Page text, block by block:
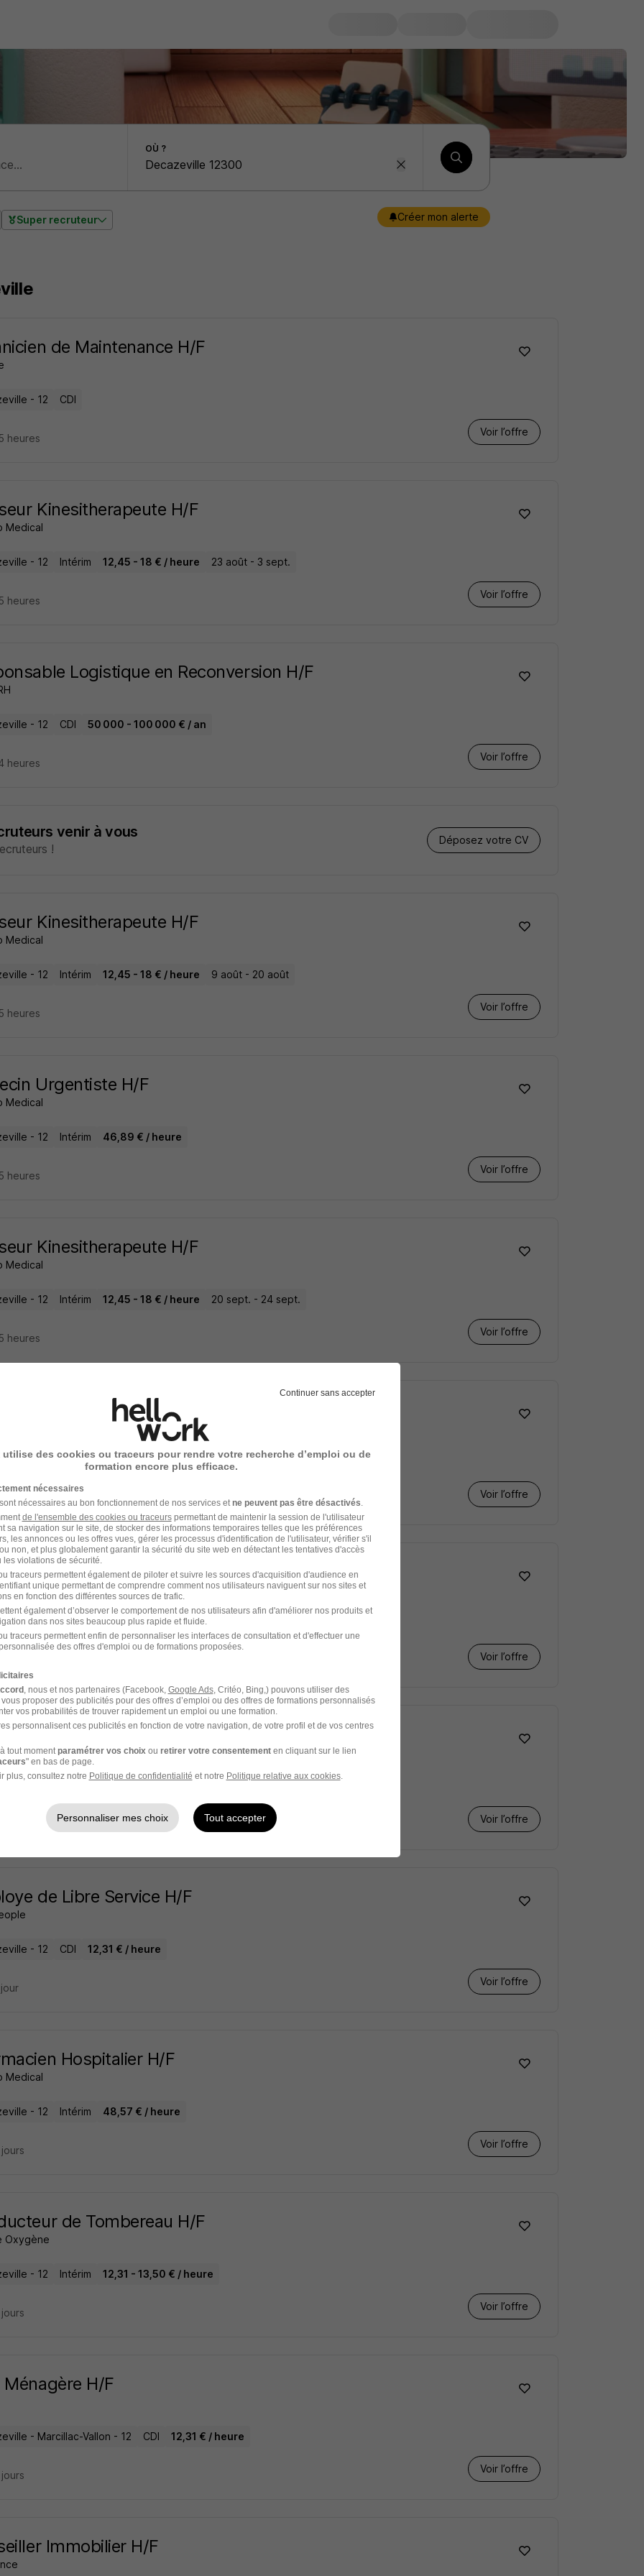
OÙ ?
Super recruteur Créer mon alerte
de Maintenance H/F
- 12 CDI
Voir l’offre
heures
Kinesitherapeute H/F
Medical
- 12 Intérim 12,45 - 18 € / heure 23 août - 3 sept.
Voir l’offre
heures
Logistique en Reconversion H/F
- 12 CDI 50 000 - 100 000 € / an
Voir l’offre
heures
venir à vous
!
Déposez votre CV
Kinesitherapeute H/F
Medical
- 12 Intérim 12,45 - 18 € / heure 9 août - 20 août
Voir l’offre
heures
Urgentiste H/F
Medical
- 12 Intérim 46,89 € / heure
Voir l’offre
heures
Kinesitherapeute H/F
Medical
- 12 Intérim 12,45 - 18 € / heure 20 sept. - 24 sept.
Voir l’offre
heures
QHSE H/F
- 12 CDI
Voir l’offre
heures
- Conducteur PL H/F
- 12 Intérim 12,31 € / heure 3 mois
Voir l’offre
de Production H/F
Voir l’offre
de Libre Service H/F
- 12 CDI 12,31 € / heure
Voir l’offre
Hospitalier H/F
Medical
- 12 Intérim 48,57 € / heure
Voir l’offre
de Tombereau H/F
Oxygène
- 12 Intérim 12,31 - 13,50 € / heure
Voir l’offre
Ménagère H/F
- Marcillac-Vallon - 12 CDI 12,31 € / heure
Voir l’offre
Immobilier H/F
Continuer sans accepter
utilise des cookies ou traceurs pour rendre votre recherche d’emploi ou de
formation encore plus efficace.
nécessaires
nécessaires au bon fonctionnement de nos services et ne peuvent pas être désactivés
de l'ensemble des cookies ou traceurspermettant de maintenir la session de l'utilisateur
sa navigation sur le site, de stocker des informations temporaires telles que les préférences
les annonces ou les offres vues, gérer les processus d'identification de l'utilisateur, vérifier s'il
non, et plus globalement garantir la sécurité du site web en détectant les tentatives d'accès
violations de sécurité.
traceurs permettent également de piloter et suivre les sources d'acquisition d'audience en
unique permettant de comprendre comment nos utilisateurs naviguent sur nos sites et
en fonction des différentes sources de trafic.
également d’observer le comportement de nos utilisateurs afin d'améliorer nos produits et
dans nos sites beaucoup plus rapide et fluide.
traceurs permettent enfin de personnaliser les interfaces de consultation et d'effectuer une
des offres d'emploi ou de formations proposées.
, nous et nos partenaires (Facebook, Google Ads, Critéo, Bing,) pouvons utiliser des
proposer des publicités pour des offres d’emploi ou des offres de formations personnalisés
vos probabilités de trouver rapidement un emploi ou une formation.
personnalisent ces publicités en fonction de votre navigation, de votre profil et de vos centres
tout moment paramétrer vos choix ou retirer votre consentementen cliquant sur le lien
" en bas de page.
plus, consultez notre Politique de confidentialité et notre Politique relative aux cookies.
Personnaliser mes choix Tout accepter